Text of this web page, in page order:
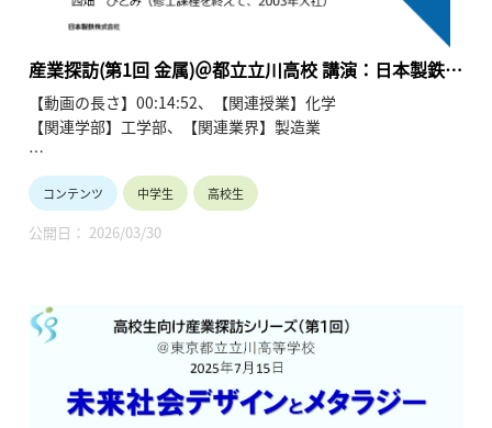
■セミナープログラム
＜第一部＞基調講演
●「未来社会デザインとメタラジー」
田中敏宏／大阪大学理事・統括副学長 (30分)
＜第二部＞メタラジーの課題・最先端技術
● 「世界は鉄でできている-未来のクルマと環境へ
の挑戦-」
西畑ひとみ／日本製鉄株式会社技術開発本部鉄
鋼研究所 (15分)
● 「環境と安全を両立する新しい建築用高強度鋼の
所構造材料研究部 (15分)
●「地球とテクノロジーをつなぐ金属：先端材料と
リサイクル」
産業探訪(第1回 金属)＠都立立川高校 講演：日本製鉄
西畑様 (2025年7月15日)
【動画の長さ】00:14:52、【関連授業】化学
【関連学部】工学部、【関連業界】製造業
■セミナー名：高校生向け産業探訪シリーズ(第1回)「未来社
会デザインとメタラジー」＠東京都立立川高等学校
■講演者/タイトル：日本製鉄株式会社技術開発本部鉄鋼研究
所 西畑ひとみ様「世界は鉄でできている-未来のクルマと環境
金属は鉄や銅といった馴染みのある、産業活動・国民生活に必
須の基礎素材であり、エッセンシャルインダストリーです。こ
の産業がサステナブルに発展するための課題を未来の担い手で
ある高校生と我が国の代表的な産学の研究者及びエンジニアと
共有します。 このセミナーがこれからのキャリアパスについて
コンテンツ 中学生 高校生
公開日： 2026/03/30